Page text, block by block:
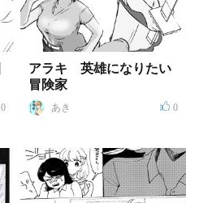
0
アラキ 英雄になりたい
冒険家
あき 0